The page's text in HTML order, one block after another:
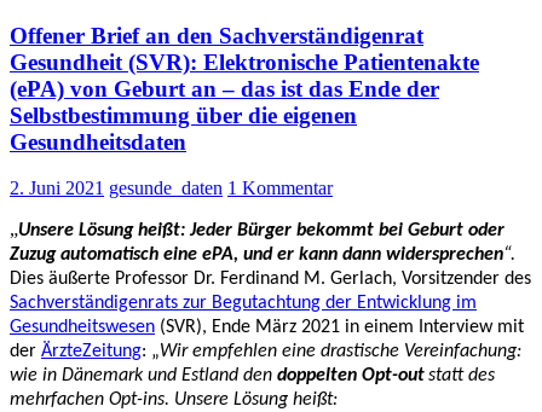
die
elektronische
Patient*innenakte
Offener Brief an den Sachverständigenrat
Gesundheit (SVR): Elektronische Patientenakte
(ePA) von Geburt an – das ist das Ende der
Selbstbestimmung über die eigenen
Gesundheitsdaten
2. Juni 2021 gesunde_daten 1 Kommentar
„Unsere Lösung heißt: Jeder Bürger bekommt bei Geburt oder
Zuzug automatisch eine ePA, und er kann dann widersprechen“.
Dies äußerte Professor Dr. Ferdinand M. Gerlach, Vorsitzender des
Sachverständigenrats zur Begutachtung der Entwicklung im
Gesundheitswesen (SVR), Ende März 2021 in einem Interview mit
der ÄrzteZeitung: „Wir empfehlen eine drastische Vereinfachung:
wie in Dänemark und Estland den doppelten Opt-outstatt des
mehrfachen Opt-ins. Unsere Lösung heißt: